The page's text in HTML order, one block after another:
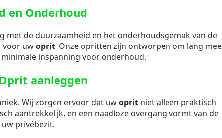
en Onderhoud
met de duurzaamheid en het onderhoudsgemak van de
voor uwoprit. Onze opritten zijn ontworpen om lang mee
inspanning voor onderhoud.
aanleggen
Wij zorgen ervoor dat uwoprit niet alleen praktisch
aantrekkelijk, en een naadloze overgang vormt van de
privébezit.